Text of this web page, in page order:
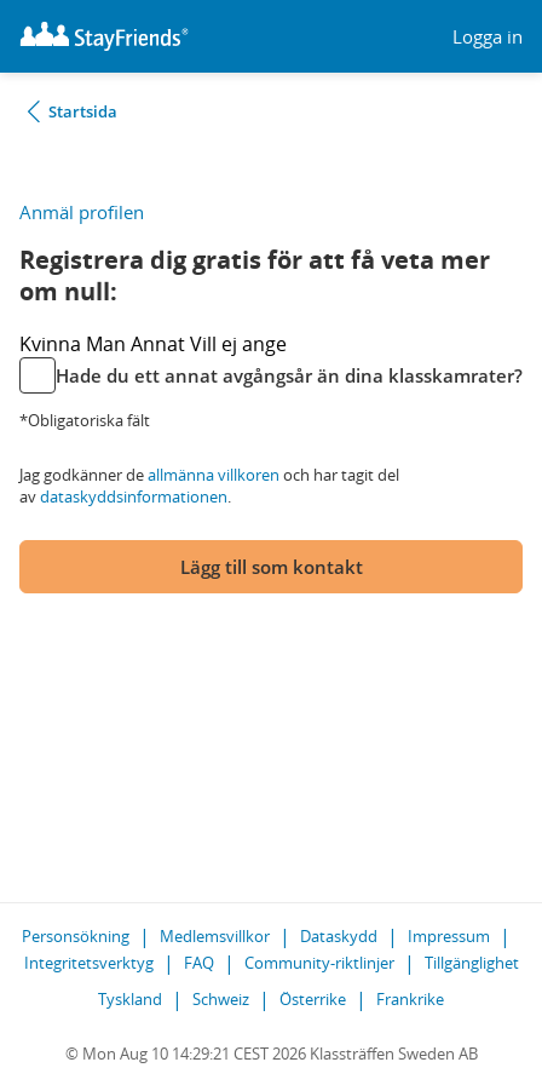
Logga in
Startsida
Anmäl profilen
Registrera dig gratis för att få veta mer
om null:
Kvinna Man AnnatVill ej ange
Hade du ett annat avgångsår än dina klasskamrater?
*Obligatoriska fält
Jag godkänner deallmänna villkoren och har tagit del
avdataskyddsinformationen.
Lägg till som kontakt
Personsökning Medlemsvillkor Dataskydd
Impressum
Integritetsverktyg
FAQ Community-riktlinjer
Tillgänglighet
Tyskland
Schweiz Österrike Frankrike
© Mon Aug 10 14:29:21 CEST 2026 Klassträffen Sweden AB